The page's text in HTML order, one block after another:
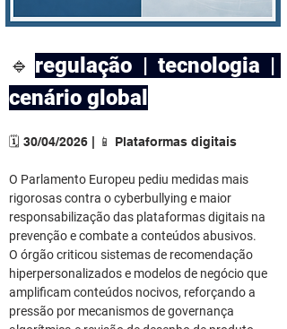
🔹 regulação | tecnologia |
cenário global
🗓️ 30/04/2026 | 📱 Plataformas digitais
O Parlamento Europeu pediu medidas mais
rigorosas contra o cyberbullying e maior
responsabilização das plataformas digitais na
prevenção e combate a conteúdos abusivos.
O órgão criticou sistemas de recomendação
hiperpersonalizados e modelos de negócio que
amplificam conteúdos nocivos, reforçando a
pressão por mecanismos de governança